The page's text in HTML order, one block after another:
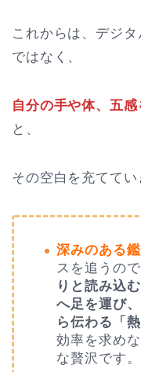
これからは、デジ
ではなく、
自分の手や体、五
と、
その空白を充ててい
深みのある
スを追うので
りと読み込む
へ足を運び
ら伝わる「
効率を求め
な贅沢です。